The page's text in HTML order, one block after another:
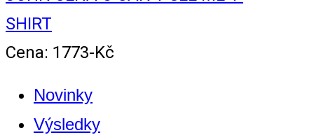
SHIRT
Cena: 1773-Kč
Novinky
Výsledky